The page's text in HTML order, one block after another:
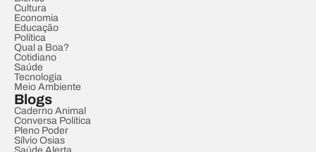
Cultura
Economia
Educação
Política
Qual a Boa?
Cotidiano
Saúde
Tecnologia
Meio Ambiente
Blogs
Caderno Animal
Conversa Política
Pleno Poder
Sílvio Osias